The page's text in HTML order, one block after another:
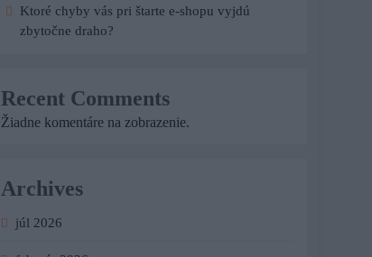
Ktoré chyby vás pri štarte e-shopu vyjdú
zbytočne draho?
Recent Comments
Žiadne komentáre na zobrazenie.
Archives
júl 2026